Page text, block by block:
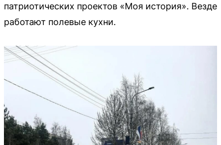
патриотических проектов «Моя история». Везде
работают полевые кухни.